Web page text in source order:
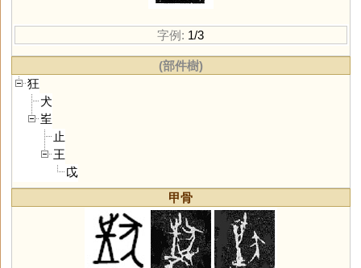
字例: 1/3
(部件樹)
狂
犬
㞷
止
王
戉
甲骨